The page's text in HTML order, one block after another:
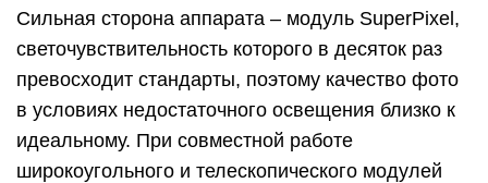
Сильная сторона аппарата – модуль SuperPixel,
светочувствительность которого в десяток раз
превосходит стандарты, поэтому качество фото
в условиях недостаточного освещения близко к
идеальному. При совместной работе
широкоугольного и телескопического модулей